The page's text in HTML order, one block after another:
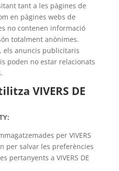
tant a les pàgines de
en pàgines webs de
no contenen informació
totalment anònimes.
els anuncis publicitaris
poden no estar relacionats
VIVERS DE
per VIVERS
per salvar les preferències
pertanyents a VIVERS DE